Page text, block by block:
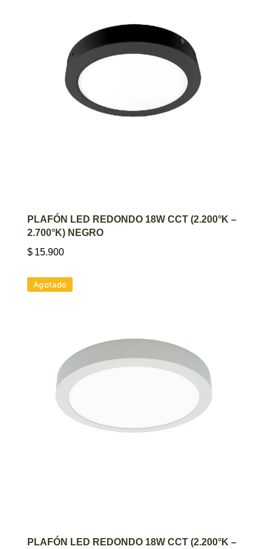
AGREGAR AL CARRITO
PLAFÓN LED REDONDO 18W CCT (2.200°K –
2.700°K) NEGRO
$ 15.900
Agotado
AGREGAR AL CARRITO
PLAFÓN LED REDONDO 18W CCT (2.200°K –